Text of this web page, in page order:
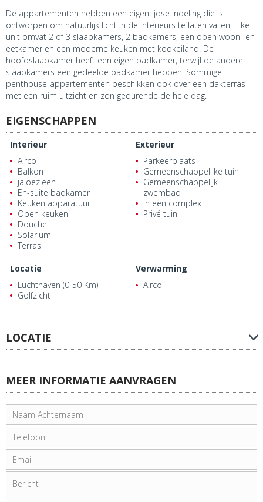
De appartementen hebben een eigentijdse indeling die is
ontworpen om natuurlijk licht in de interieurs te laten vallen. Elke
unit omvat 2 of 3 slaapkamers, 2 badkamers, een open woon- en
eetkamer en een moderne keuken met kookeiland. De
hoofdslaapkamer heeft een eigen badkamer, terwijl de andere
slaapkamers een gedeelde badkamer hebben. Sommige
penthouse-appartementen beschikken ook over een dakterras
met een ruim uitzicht en zon gedurende de hele dag.
EIGENSCHAPPEN
Interieur
Airco
Balkon
jaloezieën
En-suite badkamer
Keuken apparatuur
Open keuken
Douche
Solarium
Terras
Exterieur
Parkeerplaats
Gemeenschappelijke tuin
Gemeenschappelijk
zwembad
In een complex
Privé tuin
Locatie
Luchthaven (0-50 Km)
Golfzicht
Verwarming
Airco
LOCATIE
MEER INFORMATIE AANVRAGEN